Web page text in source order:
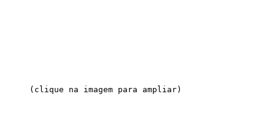
(clique na imagem para ampliar)